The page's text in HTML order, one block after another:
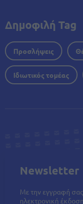
Δημοφιλή Tag
Προσλήψεις
Ιδιωτικός τομέας
Newsletter
Με την εγγραφή
ηλεκτρονική